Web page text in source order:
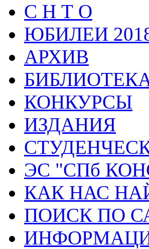
С Н Т О
ЮБИЛЕИ
АРХИВ
КОНКУРСЫ
ИЗДАНИЯ
ЭС "СПб
КАК НАС
ПОИСК ПО